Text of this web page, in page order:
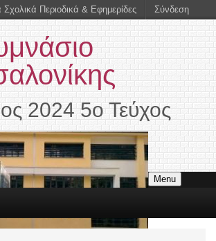
2024 5ο Τεύχος
Menu
Σχολικά Περιοδικά & Εφημερίδες Σύνδεση